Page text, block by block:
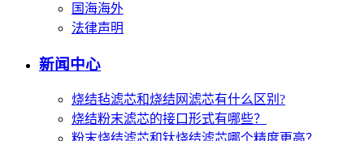
国海海外
法律声明
新闻中心
烧结毡滤芯和烧结网滤芯有什么区别?
烧结粉末滤芯的接口形式有哪些？